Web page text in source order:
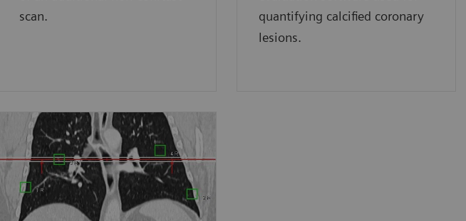
scan.
quantifying calcified coronary
lesions.